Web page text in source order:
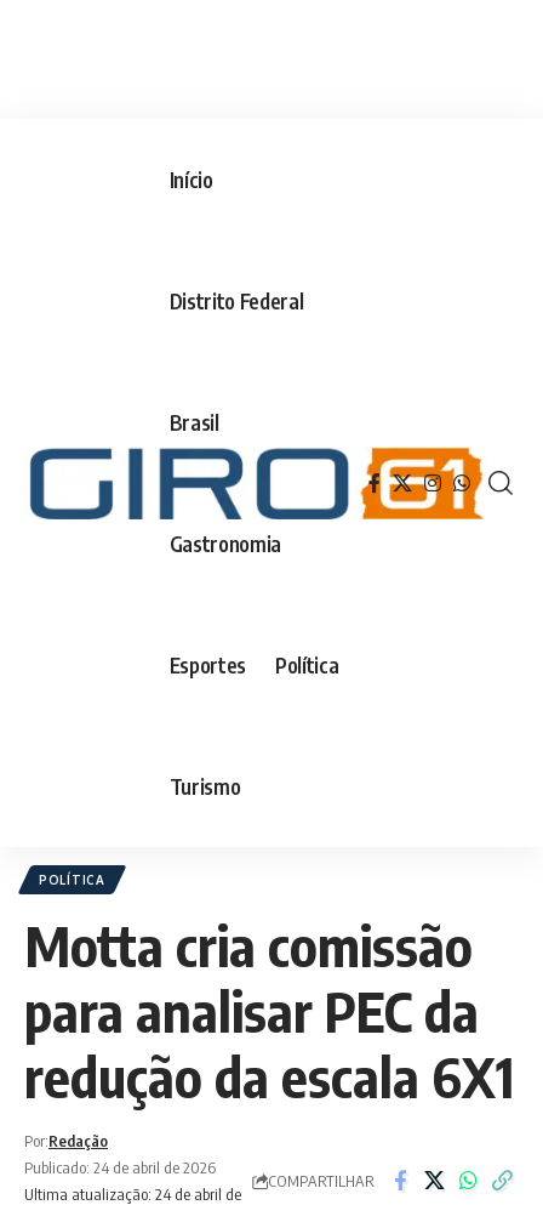
Início
Distrito Federal
Brasil
Gastronomia
Esportes Política
Turismo
POLÍTICA
Motta cria comissão
para analisar PEC da
redução da escala 6X1
Ultima atualização: 24 de abril de
Por:Redação
Publicado: 24 de abril de 2026
COMPARTILHAR